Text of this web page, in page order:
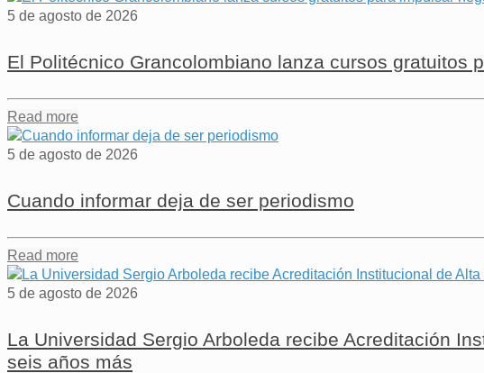
5 de agosto de 2026
El Politécnico Grancolombiano lanza cursos gratuitos
Read more
5 de agosto de 2026
Cuando informar deja de ser periodismo
Read more
5 de agosto de 2026
La Universidad Sergio Arboleda recibe Acreditación
seis años más